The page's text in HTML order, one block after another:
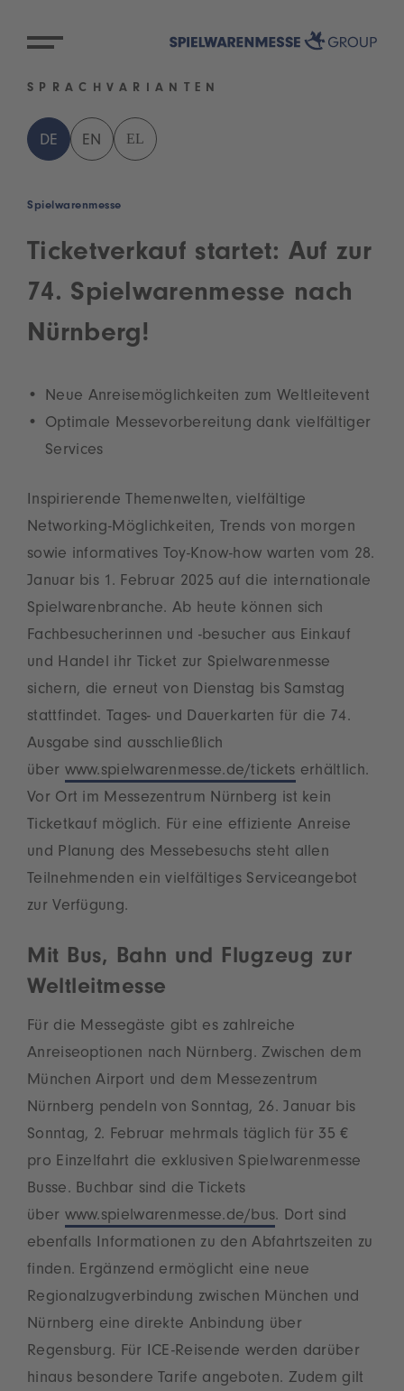
SPRACHVARIANTEN
DE EN EL
Spielwarenmesse
Ticketverkauf startet: Auf zur
74. Spielwarenmesse nach
Nürnberg!
Neue Anreisemöglichkeiten zum Weltleitevent
Optimale Messevorbereitung dank vielfältiger
Services
Inspirierende Themenwelten, vielfältige
Networking-Möglichkeiten, Trends von morgen
sowie informatives Toy-Know-how warten vom 28.
Januar bis 1. Februar 2025 auf die internationale
Spielwarenbranche. Ab heute können sich
Fachbesucherinnen und -besucher aus Einkauf
und Handel ihr Ticket zur Spielwarenmesse
sichern, die erneut von Dienstag bis Samstag
stattfindet. Tages- und Dauerkarten für die 74.
Ausgabe sind ausschließlich
über www.spielwarenmesse.de/tickets erhältlich.
Vor Ort im Messezentrum Nürnberg ist kein
Ticketkauf möglich. Für eine effiziente Anreise
und Planung des Messebesuchs steht allen
Teilnehmenden ein vielfältiges Serviceangebot
zur Verfügung.
Mit Bus, Bahn und Flugzeug zur
Weltleitmesse
Für die Messegäste gibt es zahlreiche
Anreiseoptionen nach Nürnberg. Zwischen dem
München Airport und dem Messezentrum
Nürnberg pendeln von Sonntag, 26. Januar bis
Sonntag, 2. Februar mehrmals täglich für 35 €
pro Einzelfahrt die exklusiven Spielwarenmesse
Busse. Buchbar sind die Tickets
über www.spielwarenmesse.de/bus. Dort sind
ebenfalls Informationen zu den Abfahrtszeiten zu
finden. Ergänzend ermöglicht eine neue
Regionalzugverbindung zwischen München und
Nürnberg eine direkte Anbindung über
Regensburg. Für ICE-Reisende werden darüber
hinaus besondere Tarife angeboten. Zudem gilt